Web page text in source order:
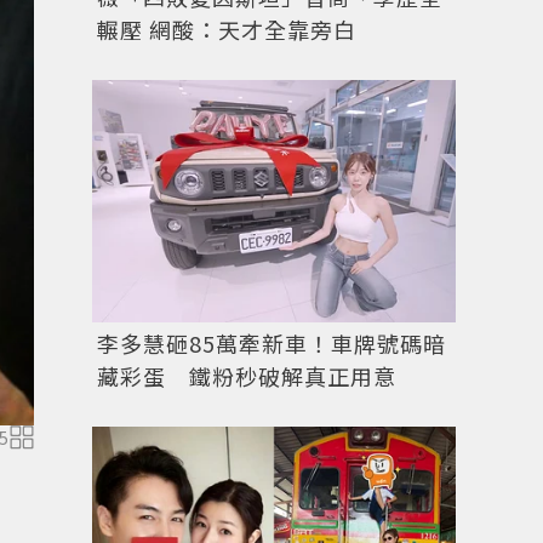
5 圖／擷自 instagram
輾壓 網酸：天才全靠旁白
李多慧砸85萬牽新車！車牌號碼暗
藏彩蛋 鐵粉秒破解真正用意